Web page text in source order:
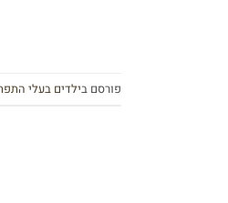
פורסם בילדים בעלי